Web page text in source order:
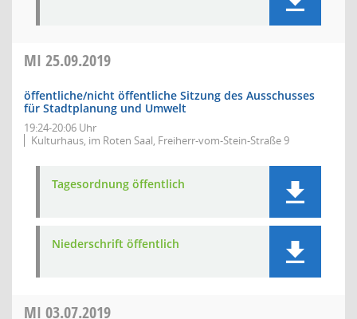
MI 25.09.2019
öffentliche/nicht öffentliche Sitzung des Ausschusses
für Stadtplanung und Umwelt
19:24-20:06 Uhr
Kulturhaus, im Roten Saal, Freiherr-vom-Stein-Straße 9
Tagesordnung öffentlich
Niederschrift öffentlich
MI 03.07.2019